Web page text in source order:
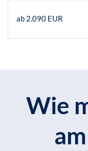
ab 2.090 EUR
Wie